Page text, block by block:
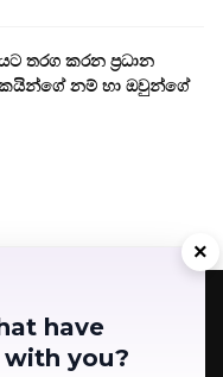
×
have
you?
තරග කරන ප්‍රධාන
නම් හා ඔවුන්ගේ